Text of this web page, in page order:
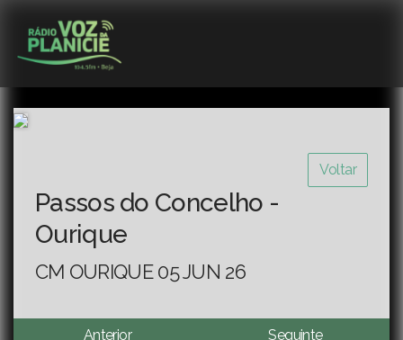
Voltar
Passos do Concelho -
Ourique
CM OURIQUE 05 JUN 26
Anterior Seguinte